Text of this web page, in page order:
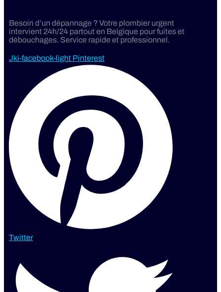
Besoin d’un dépannage ? Votre plombier urgent
intervient 24h/24 partout en Belgique pour fuites et
débouchages. Service rapide et professionnel.
Jki-facebook-light Pinterest
Twitter